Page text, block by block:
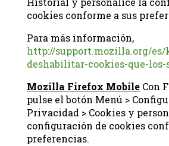
cookies conforme a sus
Para más información,
http://support.mozilla.org/
deshabilitar-cookies-que-
Mozilla Firefox MobileCon
pulse el botón Menú >
Privacidad > Cookies y
configuración de cookies
preferencias.